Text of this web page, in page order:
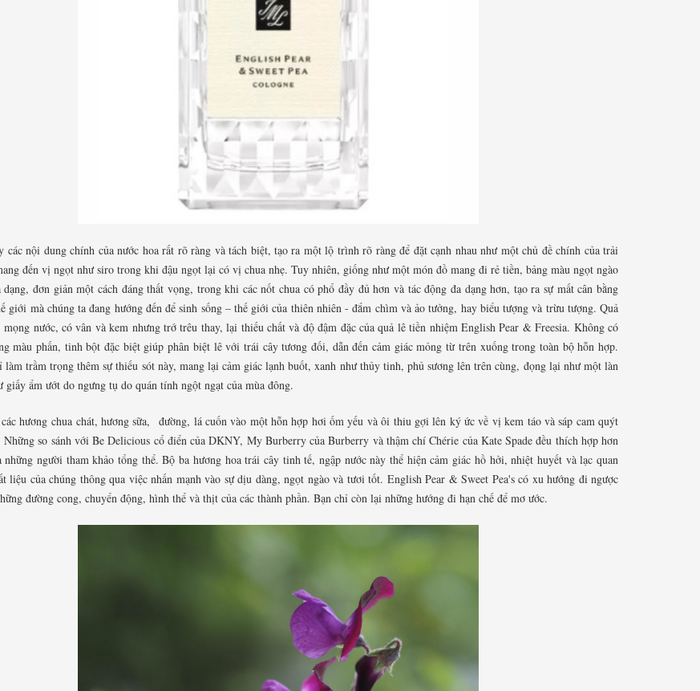
các nội dung chính của nước hoa rất rõ ràng và tách biệt, tạo ra một lộ trình rõ ràng để đặt cạnh nhau như một chủ đề chính của trải
đến vị ngọt như siro trong khi đậu ngọt lại có vị chua nhẹ. Tuy nhiên, giống như một món đồ mang đi rẻ tiền, bảng màu ngọt ngào
dạng, đơn giản một cách đáng thất vọng, trong khi các nốt chua có phổ đầy đủ hơn và tác động đa dạng hơn, tạo ra sự mất cân bằng
giới mà chúng ta đang hướng đến để sinh sống – thế giới của thiên nhiên - đắm chìm và ảo tưởng, hay biểu tượng và trừu tượng. Quả
mọng nước, có vân và kem nhưng trớ trêu thay, lại thiếu chất và độ đậm đặc của quả lê tiền nhiệm English Pear & Freesia. Không có
màu phấn, tinh bột đặc biệt giúp phân biệt lê với trái cây tương đối, dẫn đến cảm giác mỏng từ trên xuống trong toàn bộ hỗn hợp.
làm trầm trọng thêm sự thiếu sót này, mang lại cảm giác lạnh buốt, xanh như thủy tinh, phủ sương lên trên cùng, đọng lại như một làn
giấy ẩm ướt do ngưng tụ do quán tính ngột ngạt của mùa đông.
hương chua chát, hương sữa, đường, lá cuốn vào một hỗn hợp hơi ốm yếu và ôi thiu gợi lên ký ức về vị kem táo và sáp cam quýt
Những so sánh với Be Delicious cổ điển của DKNY, My Burberry của Burberry và thậm chí Chérie của Kate Spade đều thích hợp hơn
người tham khảo tổng thể. Bộ ba hương hoa trái cây tinh tế, ngập nước này thể hiện cảm giác hồ hởi, nhiệt huyết và lạc quan
liệu của chúng thông qua việc nhấn mạnh vào sự dịu dàng, ngọt ngào và tươi tốt. English Pear & Sweet Pea's có xu hướng đi ngược
đường cong, chuyển động, hình thể và thịt của các thành phần. Bạn chỉ còn lại những hướng đi hạn chế để mơ ước.